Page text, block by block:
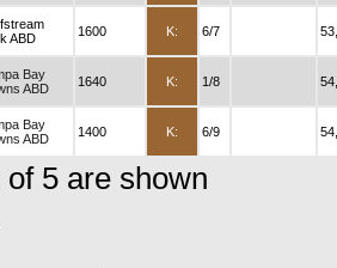
ABD
1600 K: 6/7
Bay
ABD
1640 K: 1/8
Bay
ABD
1400 K: 6/9
5 are shown